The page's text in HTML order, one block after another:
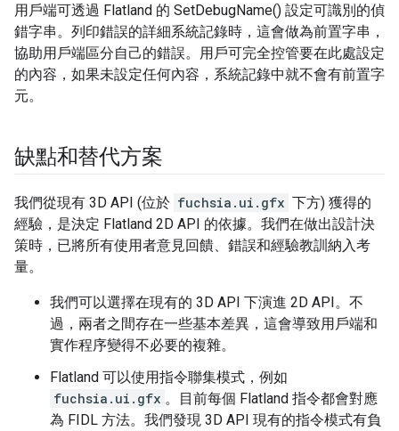
用戶端可透過 Flatland 的 SetDebugName() 設定可識別的偵
錯字串。列印錯誤的詳細系統記錄時，這會做為前置字串，
協助用戶端區分自己的錯誤。用戶可完全控管要在此處設定
的內容，如果未設定任何內容，系統記錄中就不會有前置字
元。
缺點和替代方案
我們從現有 3D API (位於 fuchsia.ui.gfx 下方) 獲得的
經驗，是決定 Flatland 2D API 的依據。我們在做出設計決
策時，已將所有使用者意見回饋、錯誤和經驗教訓納入考
量。
我們可以選擇在現有的 3D API 下演進 2D API。不
過，兩者之間存在一些基本差異，這會導致用戶端和
實作程序變得不必要的複雜。
Flatland 可以使用指令聯集模式，例如
fuchsia.ui.gfx 。目前每個 Flatland 指令都會對應
為 FIDL 方法。我們發現 3D API 現有的指令模式有負